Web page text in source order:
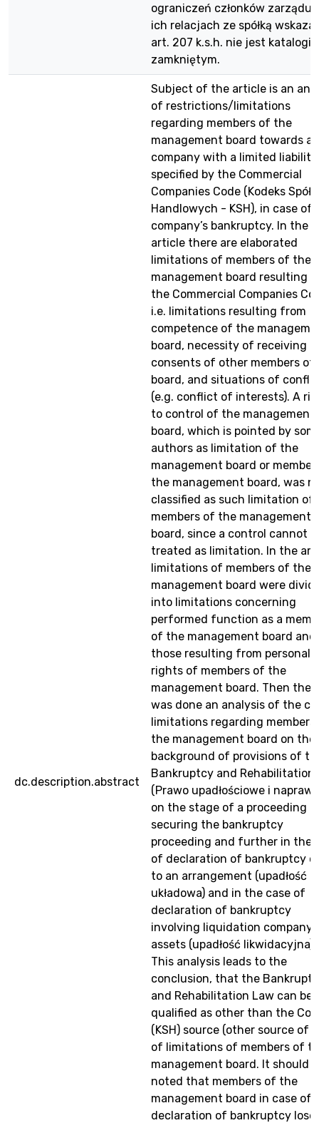
ograniczeń członków zarządu
ich relacjach ze spółką
art. 207 k.s.h. nie jest
zamkniętym.
dc.description.abstract
Subject of the article is an
of restrictions/limitations
regarding members of the
management board towards a
company with a limited liability,
specified by the Commercial
Companies Code (Kodeks
Handlowych - KSH), in case of
company’s bankruptcy. In the
article there are elaborated
limitations of members of the
management board resulting
the Commercial Companies
i.e. limitations resulting from
competence of the
board, necessity of receiving
consents of other members of
board, and situations of
(e.g. conflict of interests). A
to control of the management
board, which is pointed by
authors as limitation of the
management board or
the management board, was
classified as such limitation of
members of the management
board, since a control cannot
treated as limitation. In the
limitations of members of the
management board were
into limitations concerning
performed function as a
of the management board and
those resulting from personal
rights of members of the
management board. Then
was done an analysis of the
limitations regarding
the management board on the
background of provisions of
Bankruptcy and Rehabilitation
(Prawo upadłościowe i
on the stage of a proceeding
securing the bankruptcy
proceeding and further in the
of declaration of bankruptcy
to an arrangement (upadłość
układowa) and in the case of
declaration of bankruptcy
involving liquidation
assets (upadłość likwidacyjna).
This analysis leads to the
conclusion, that the
and Rehabilitation Law can be
qualified as other than the
(KSH) source (other source of
of limitations of members of
management board. It should
noted that members of the
management board in case of
declaration of bankruptcy lose